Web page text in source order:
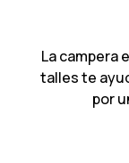
La campera
talles te
por